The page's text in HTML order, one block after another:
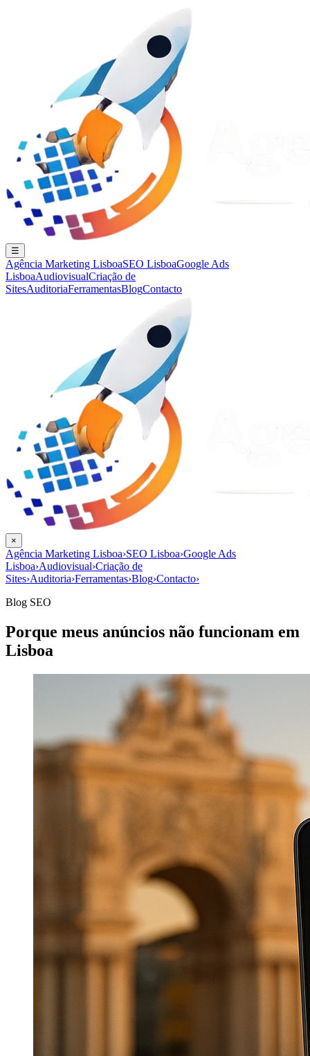
☰
Agência Marketing LisboaSEO LisboaGoogle Ads
LisboaAudiovisualCriação de
SitesAuditoriaFerramentasBlogContacto
×
Agência Marketing Lisboa›SEO Lisboa›Google Ads
Lisboa›Audiovisual›Criação de
Sites›Auditoria›Ferramentas›Blog›Contacto›
Blog SEO
Porque meus anúncios não funcionam em
Lisboa